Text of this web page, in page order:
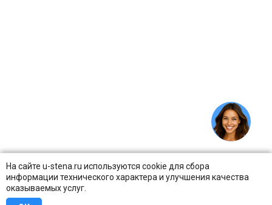
На сайте u-stena.ru используются cookie для сбора
информации технического характера и улучшения качества
оказываемых услуг.